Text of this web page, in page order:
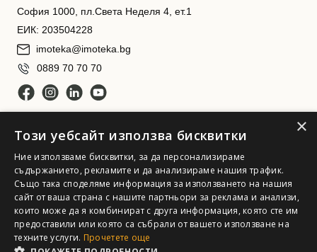
София 1000, пл.Света Неделя 4, ет.1
ЕИК: 203504228
imoteka@imoteka.bg
0889 70 70 70
Имотека АД. Всички права запазени
×
Този уебсайт използва бисквитки
Ние използваме бисквитки, за да персонализираме
съдържанието, рекламите и да анализираме нашия трафик.
Също така споделяме информация за използването на нашия
сайт от ваша страна с нашите партньори за реклама и анализи,
които може да я комбинират с друга информация, която сте им
предоставили или която са събрали от вашето използване на
техните услуги. Прочетете още